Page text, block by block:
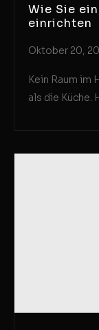
Wie Sie
einrichten
Oktober 20,
Kein Raum im
als die Küche.